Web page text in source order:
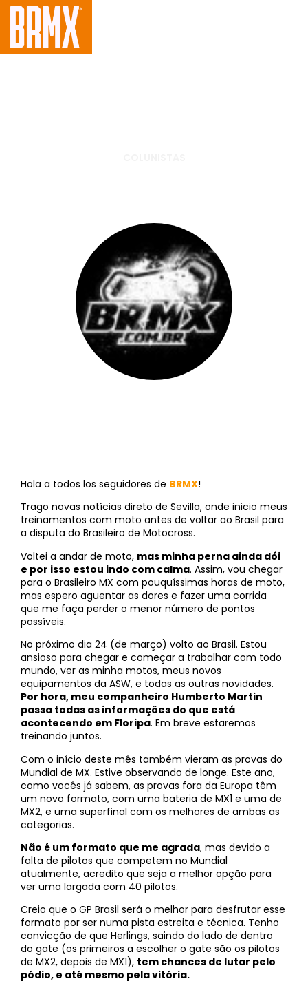
Hola a todos los seguidores de BRMX!
Trago novas notícias direto de Sevilla, onde inicio meus
treinamentos com moto antes de voltar ao Brasil para
a disputa do Brasileiro de Motocross.
Voltei a andar de moto, mas minha perna ainda dói
e por isso estou indo com calma. Assim, vou chegar
para o Brasileiro MX com pouquíssimas horas de moto,
mas espero aguentar as dores e fazer uma corrida
que me faça perder o menor número de pontos
possíveis.
No próximo dia 24 (de março) volto ao Brasil. Estou
ansioso para chegar e começar a trabalhar com todo
mundo, ver as minha motos, meus novos
equipamentos da ASW, e todas as outras novidades.
Por hora, meu companheiro Humberto Martin
passa todas as informações do que está
acontecendo em Floripa. Em breve estaremos
treinando juntos.
Com o início deste mês também vieram as provas do
Mundial de MX. Estive observando de longe. Este ano,
como vocês já sabem, as provas fora da Europa têm
um novo formato, com uma bateria de MX1 e uma de
MX2, e uma superfinal com os melhores de ambas as
categorias.
Não é um formato que me agrada, mas devido a
falta de pilotos que competem no Mundial
atualmente, acredito que seja a melhor opção para
ver uma largada com 40 pilotos.
Creio que o GP Brasil será o melhor para desfrutar esse
formato por ser numa pista estreita e técnica. Tenho
convicção de que Herlings, saindo do lado de dentro
do gate (os primeiros a escolher o gate são os pilotos
de MX2, depois de MX1), tem chances de lutar pelo
pódio, e até mesmo pela vitória.